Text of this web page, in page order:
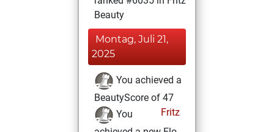
Beauty
Montag, Juli 21,
2025
You achieved a
BeautyScore of 47
Fritz
You